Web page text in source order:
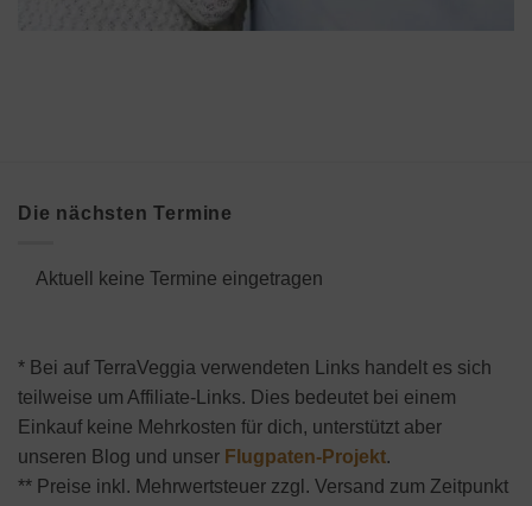
Die nächsten Termine
Aktuell keine Termine eingetragen
* Bei auf TerraVeggia verwendeten Links handelt es sich
teilweise um Affiliate-Links. Dies bedeutet bei einem
Einkauf keine Mehrkosten für dich, unterstützt aber
unseren Blog und unser Flugpaten-Projekt.
** Preise inkl. Mehrwertsteuer zzgl. Versand zum Zeitpunkt